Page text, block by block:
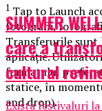
1 Tap to Launch
fotografii,
Transferurile sunt
aplicație.
formatului
statice, în
and drop).
SUMMER
care a
cultural
Exista festivaluri